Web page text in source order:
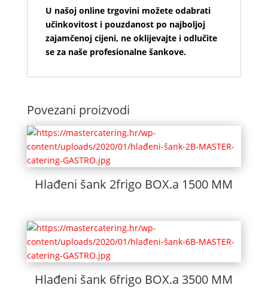
U našoj online trgovini možete odabrati
učinkovitost i pouzdanost po najboljoj
zajamčenoj cijeni, ne oklijevajte i odlučite
se za naše profesionalne šankove.
Povezani proizvodi
Hlađeni šank 2frigo BOX.a 1500 MM
Hlađeni šank 6frigo BOX.a 3500 MM